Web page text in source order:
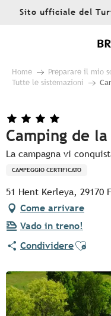
AllerSito ufficiale del
Home Preparare il mio
Tutte le sistemazioni
Camping de
La campagna vi
CAMPEGGIO CERTIFICATO
51 Hent Kerleya, 29170
Come arrivare
Vado in treno!
CondividereAjouter